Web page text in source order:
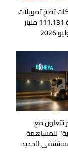
تضخ تمويلات
عقارية بقيمة 111.131 مليار
مع
للمساهمة
الجديد